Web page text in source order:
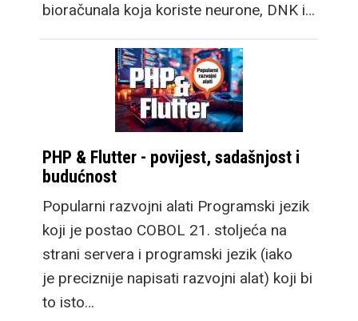
bioračunala koja koriste neurone, DNK i…
PHP & Flutter - povijest, sadašnjost i
budućnost
Popularni razvojni alati Programski jezik
koji je postao COBOL 21. stoljeća na
strani servera i programski jezik (iako
je preciznije napisati razvojni alat) koji bi
to isto…